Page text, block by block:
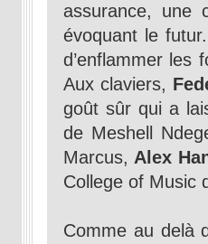
assurance, une
évoquant le
d’enflammer les
Aux claviers,
goût sûr qui a
de Meshell
Marcus, Alex
College of Music
Comme au delà